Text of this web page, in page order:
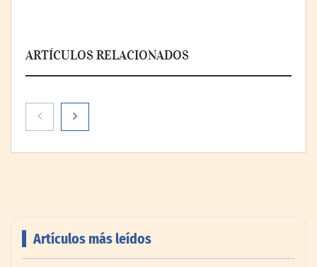
ARTÍCULOS RELACIONADOS
Artículos más leídos